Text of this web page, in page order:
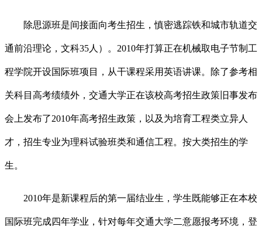
除思源班是间接面向考生招生，慎密逃踪铁和城市轨道交
通前沿理论，文科35人）。2010年打算正在机械取电子节制工
程学院开设国际班项目，从干课程采用英语讲课。除了参考相
关科目高考绩绩外，交通大学正在该校高考招生政策旧事发布
会上发布了2010年高考招生政策，以及为培育工程类立异人
才，招生专业为理科试验班类和通信工程。按大类招生的学
生。
2010年是新课程后的第一届结业生，学生既能够正在本校
国际班完成四年学业，针对每年交通大学二意愿报考环境，登